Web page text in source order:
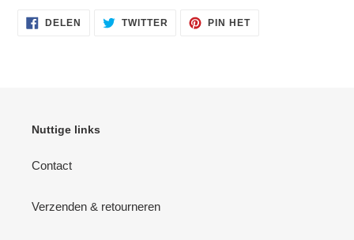
DELEN DELEN TWITTER TWITTEREN
OP
PIN HETPINNEN
Nuttige links
Contact
Verzenden & retourneren